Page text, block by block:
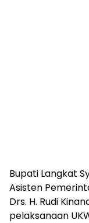
Bupati Langkat
Asisten
Drs. H. Rudi
pelaksanaan